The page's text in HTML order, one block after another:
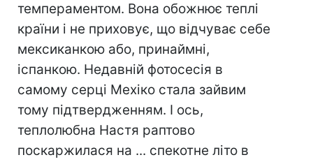
темпераментом. Вона обожнює теплі
країни і не приховує, що відчуває себе
мексиканкою або, принаймні,
іспанкою. Недавній фотосесія в
самому серці Мехіко стала зайвим
тому підтвердженням. І ось,
теплолюбна Настя раптово
поскаржилася на ... спекотне літо в